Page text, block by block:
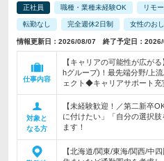
正社員 職種・業種未経験OK リモ
転勤なし 完全週休2日制 女性のお
情報更新日：2026/08/07 終了予定日：
仕事内容
【キャリアの可能性が広が
hグループ)！最先端分野/上
ェクト◆キャリアサポート充
対象と
なる方
【未経験歓迎！／第二新卒
に付けたい」「自分の選択
ます！
【北海道/関東/東海/関西/中